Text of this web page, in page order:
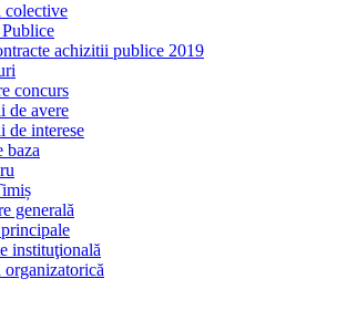
achizitii publice 2019
concurs
de avere
de interese
baza
generală
instituţională
organizatorică